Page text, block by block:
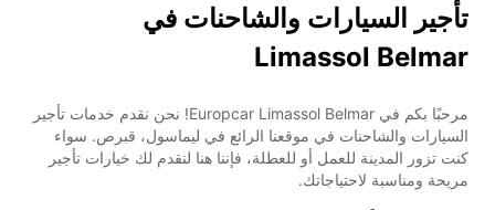
تأجير السيارات والشاحنات في
Limassol Belmar
مرحبًا بكم في Europcar Limassol Belmar! نحن نقدم خدمات تأجير
السيارات والشاحنات في موقعنا الرائع في ليماسول، قبرص. سواء
كنت تزور المدينة للعمل أو للعطلة، فإننا هنا لنقدم لك خيارات تأجير
مريحة ومناسبة لاحتياجاتك.